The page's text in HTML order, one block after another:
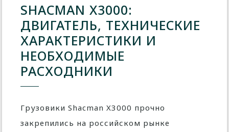
SHACMAN X3000:
ДВИГАТЕЛЬ, ТЕХНИЧЕСКИЕ
ХАРАКТЕРИСТИКИ И
НЕОБХОДИМЫЕ
РАСХОДНИКИ
Грузовики Shacman X3000 прочно
закрепились на российском рынке